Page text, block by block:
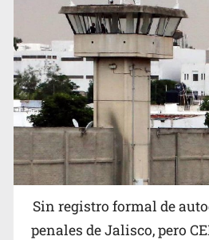
Buscan reformar Ley de Salud en
alertas sanitarias por mala
Sin registro formal de
penales de Jalisco, pero